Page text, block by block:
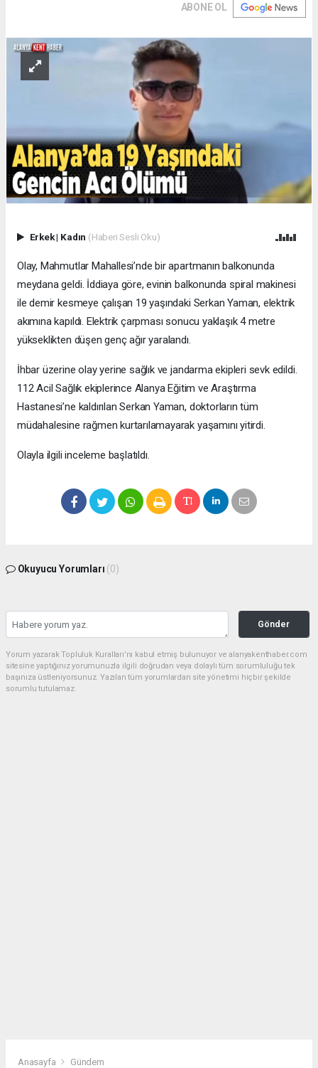
ABONE OL
Erkek| Kadın (Haberi Sesli Oku)
Olay, Mahmutlar Mahallesi’nde bir apartmanın balkonunda
meydana geldi. İddiaya göre, evinin balkonunda spiral makinesi
ile demir kesmeye çalışan 19 yaşındaki Serkan Yaman, elektrik
akımına kapıldı. Elektrik çarpması sonucu yaklaşık 4 metre
yükseklikten düşen genç ağır yaralandı.
İhbar üzerine olay yerine sağlık ve jandarma ekipleri sevk edildi.
112 Acil Sağlık ekiplerince Alanya Eğitim ve Araştırma
Hastanesi’ne kaldırılan Serkan Yaman, doktorların tüm
müdahalesine rağmen kurtarılamayarak yaşamını yitirdi.
Olayla ilgili inceleme başlatıldı.
Okuyucu Yorumları (0)
Gönder
Yorum yazarak Topluluk Kuralları’nı kabul etmiş bulunuyor ve alanyakenthaber.com
sitesine yaptığınız yorumunuzla ilgili doğrudan veya dolaylı tüm sorumluluğu tek
başınıza üstleniyorsunuz. Yazılan tüm yorumlardan site yönetimi hiçbir şekilde
sorumlu tutulamaz.
Anasayfa Gündem